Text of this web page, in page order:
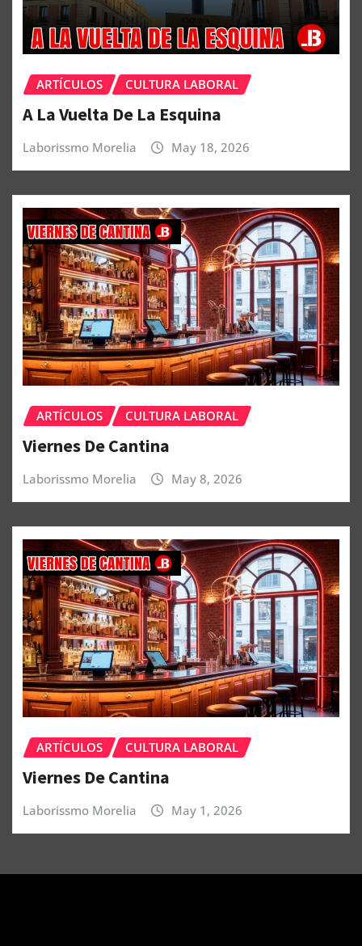
ARTÍCULOS CULTURA LABORAL
A La Vuelta De La Esquina
Laborissmo Morelia May 18, 2026
ARTÍCULOS CULTURA LABORAL
Viernes De Cantina
Laborissmo Morelia May 8, 2026
ARTÍCULOS CULTURA LABORAL
Viernes De Cantina
Laborissmo Morelia May 1, 2026